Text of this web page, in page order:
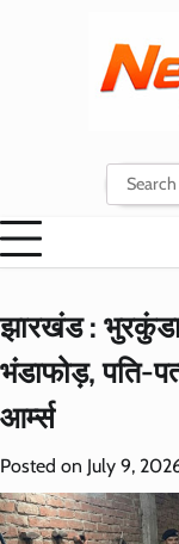
Search
for:
झारखंड :
भंडाफोड़, पति-
आर्म्स
Posted on July 9,